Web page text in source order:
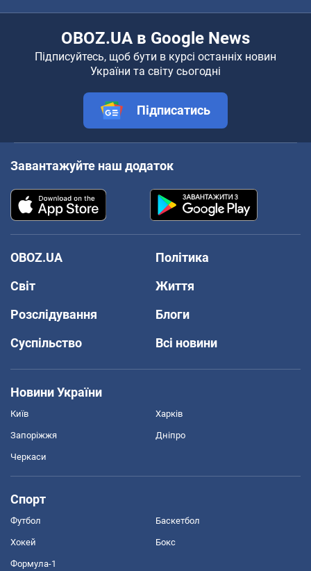
OBOZ.UA в Google News
Підписуйтесь, щоб бути в курсі останніх новин
України та світу сьогодні
Підписатись
Завантажуйте наш додаток
OBOZ.UA
Політика
Світ
Життя
Розслідування
Блоги
Суспільство
Всі новини
Новини України
Київ Харків
Запоріжжя Дніпро
Черкаси
Спорт
Футбол Баскетбол
Хокей Бокс
Формула-1